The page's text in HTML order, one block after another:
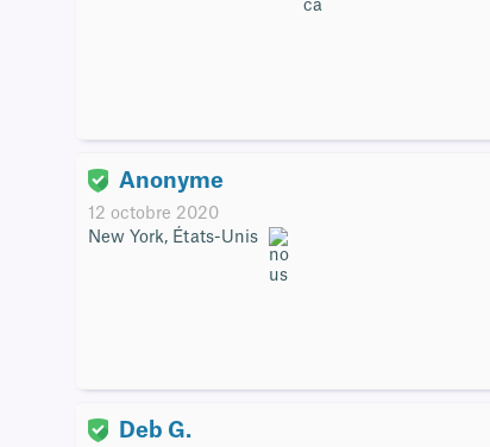
Anonyme
12 octobre 2020
New York, États-Unis
Deb G.